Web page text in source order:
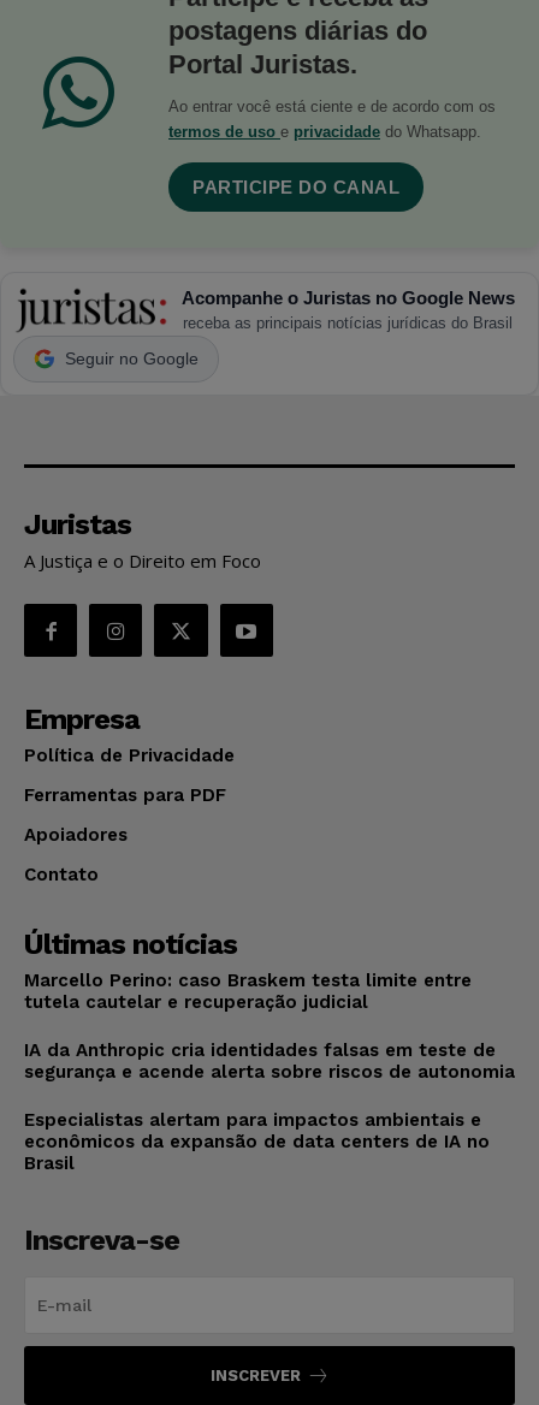
postagens diárias do
Portal Juristas.
Ao entrar você está ciente e de acordo com os
termos de uso e privacidade do Whatsapp.
PARTICIPE DO CANAL
Acompanhe o Juristas no Google News
receba as principais notícias jurídicas do Brasil
Seguir no Google
Juristas
A Justiça e o Direito em Foco
Empresa
Política de Privacidade
Ferramentas para PDF
Apoiadores
Contato
Últimas notícias
Marcello Perino: caso Braskem testa limite entre
tutela cautelar e recuperação judicial
IA da Anthropic cria identidades falsas em teste de
segurança e acende alerta sobre riscos de autonomia
Especialistas alertam para impactos ambientais e
econômicos da expansão de data centers de IA no
Brasil
Inscreva-se
INSCREVER